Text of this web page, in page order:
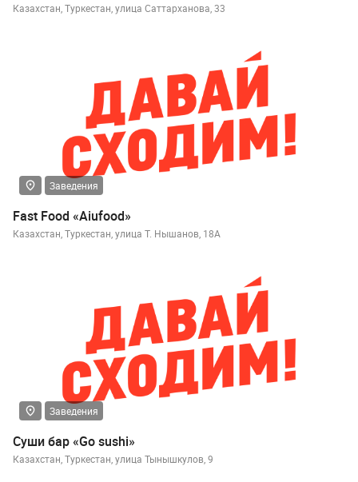
Казахстан, Туркестан, улица Саттарханова, 33
Заведения
Fast Food «Aiufood»
Казахстан, Туркестан, улица Т. Нышанов, 18А
Заведения
Суши бар «Go sushi»
Казахстан, Туркестан, улица Тынышкулов, 9